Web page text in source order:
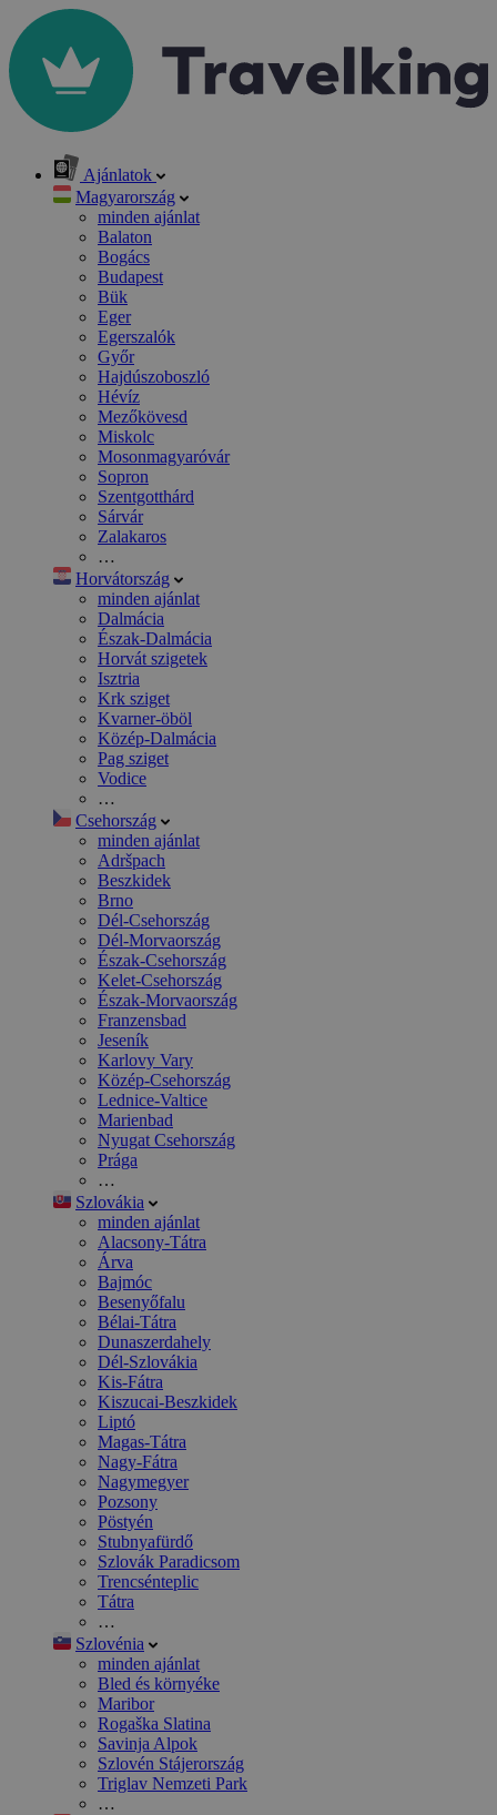
Ajánlatok
Magyarország
minden ajánlat
Balaton
Bogács
Budapest
Bük
Eger
Egerszalók
Győr
Hajdúszoboszló
Hévíz
Mezőkövesd
Miskolc
Mosonmagyaróvár
Sopron
Szentgotthárd
Sárvár
Zalakaros
…
Horvátország
minden ajánlat
Dalmácia
Észak-Dalmácia
Horvát szigetek
Isztria
Krk sziget
Kvarner-öböl
Közép-Dalmácia
Pag sziget
Vodice
…
Csehország
minden ajánlat
Adršpach
Beszkidek
Brno
Dél-Csehország
Dél-Morvaország
Észak-Csehország
Kelet-Csehország
Észak-Morvaország
Franzensbad
Jeseník
Karlovy Vary
Közép-Csehország
Lednice-Valtice
Marienbad
Nyugat Csehország
Prága
…
Szlovákia
minden ajánlat
Alacsony-Tátra
Árva
Bajmóc
Besenyőfalu
Bélai-Tátra
Dunaszerdahely
Dél-Szlovákia
Kis-Fátra
Kiszucai-Beszkidek
Liptó
Magas-Tátra
Nagy-Fátra
Nagymegyer
Pozsony
Pöstyén
Stubnyafürdő
Szlovák Paradicsom
Trencsénteplic
Tátra
…
Szlovénia
minden ajánlat
Bled és környéke
Maribor
Rogaška Slatina
Savinja Alpok
Szlovén Stájerország
Triglav Nemzeti Park
…